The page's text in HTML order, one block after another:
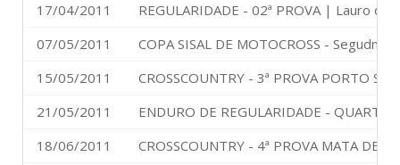
17/04/2011
REGULARIDADE - 02ª PROVA | Lauro de
07/05/2011
COPA SISAL DE MOTOCROSS - Segudna
15/05/2011
CROSSCOUNTRY - 3ª PROVA PORTO
21/05/2011
ENDURO DE REGULARIDADE - QUARTA
18/06/2011
CROSSCOUNTRY - 4ª PROVA MATA DE